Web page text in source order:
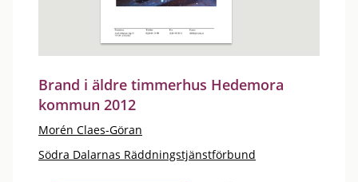
Brand i äldre timmerhus Hedemora
kommun 2012
Morén Claes-Göran
Södra Dalarnas Räddningstjänstförbund